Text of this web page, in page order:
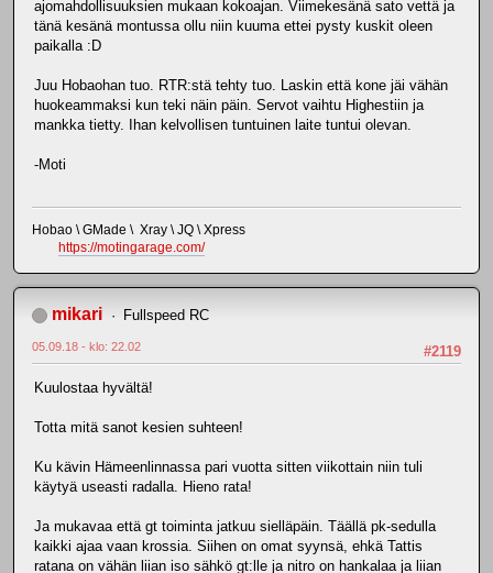
ajomahdollisuuksien mukaan kokoajan. Viimekesänä sato vettä ja
tänä kesänä montussa ollu niin kuuma ettei pysty kuskit oleen
paikalla :D
Juu Hobaohan tuo. RTR:stä tehty tuo. Laskin että kone jäi vähän
huokeammaksi kun teki näin päin. Servot vaihtu Highestiin ja
mankka tietty. Ihan kelvollisen tuntuinen laite tuntui olevan.
-Moti
Hobao \ GMade \ Xray \ JQ \ Xpress
https://motingarage.com/
mikari Fullspeed RC
#2119
05.09.18 - klo: 22.02
Kuulostaa hyvältä!
Totta mitä sanot kesien suhteen!
Ku kävin Hämeenlinnassa pari vuotta sitten viikottain niin tuli
käytyä useasti radalla. Hieno rata!
Ja mukavaa että gt toiminta jatkuu sielläpäin. Täällä pk-sedulla
kaikki ajaa vaan krossia. Siihen on omat syynsä, ehkä Tattis
ratana on vähän liian iso sähkö gt:lle ja nitro on hankalaa ja liian